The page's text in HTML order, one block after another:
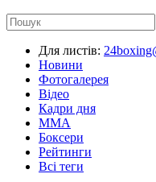
Для листів:
Новини
Фотогалерея
Відео
Кадри дня
ММА
Боксери
Рейтинги
Всі теги